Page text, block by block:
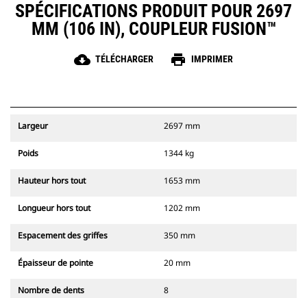
SPÉCIFICATIONS PRODUIT POUR 2697
MM (106 IN), COUPLEUR FUSION™
cloud_download TÉLÉCHARGER print IMPRIMER
Largeur 2697 mm
Poids 1344 kg
Hauteur hors tout 1653 mm
Longueur hors tout 1202 mm
Espacement des griffes 350 mm
Épaisseur de pointe 20 mm
Nombre de dents 8